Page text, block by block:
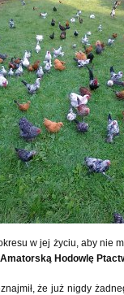
w jej życiu, aby nie
Amatorską Hodowlę
że już nigdy